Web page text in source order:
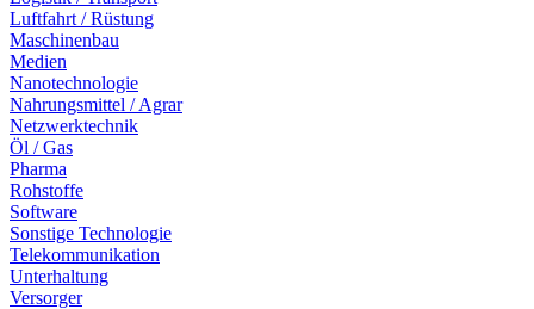
Luftfahrt / Rüstung
Maschinenbau
Medien
Nanotechnologie
Nahrungsmittel / Agrar
Netzwerktechnik
Öl / Gas
Pharma
Rohstoffe
Software
Sonstige Technologie
Telekommunikation
Unterhaltung
Versorger